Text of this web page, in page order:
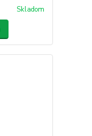
Skladom